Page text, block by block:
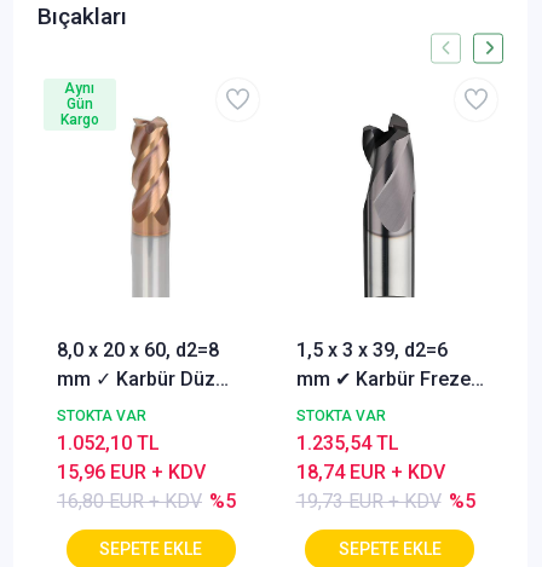
Bıçakları
8,0 x 20 x 60, d2=8
mm ✓ Karbür Düz
Freze, Parmak freze
ucu Z=4,TiSiN
Kaplamalı
STOKTA VAR
16,80 EUR + KDV %5
15,96 EUR + KDV
1.052,10 TL
Aynı
Gün
Kargo
1,5 x 3 x 39, d2=6
mm ✔ Karbür Freze
ucu, Z=3, Kaplamalı,
30°
STOKTA VAR
19,73 EUR + KDV %5
18,74 EUR + KDV
1.235,54 TL